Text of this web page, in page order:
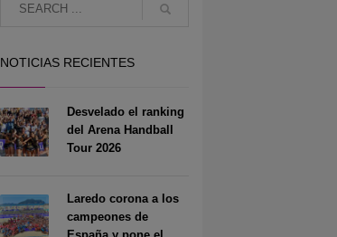
NOTICIAS RECIENTES
Desvelado el ranking
del Arena Handball
Tour 2026
Laredo corona a los
campeones de